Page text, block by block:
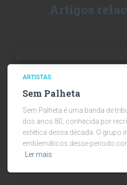
Artigos
ARTISTAS
Sem Palheta
Sem Palheta é uma banda de
dos anos 80, conhecida por
estética dessa década. O grupo
emblemáticos desse período
Ler mais